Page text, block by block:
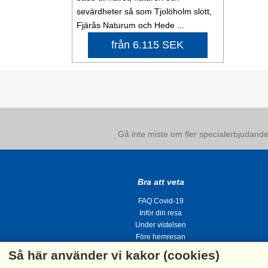
sevärdheter så som Tjolöholm slott,
Fjärås Naturum och Hede ...
från 6.115 SEK
Gå inte miste om fler
Bra att veta
FAQ Covid-19
Inför din resa
Under vistelsen
Före hemresan
Så här använder vi kakor (cookies)